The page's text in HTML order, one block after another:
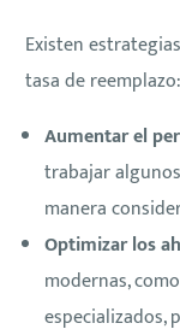
Existen
tasa de reemplazo:
Aumentar el
trabajar
manera
Optimizar los
modernas,
especializados,